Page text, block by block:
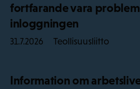
fortfarande vara
inloggningen
31.7.2026 Teollisuusliitto
Information om